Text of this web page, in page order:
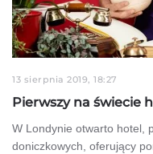
13 sierpnia 2019, 18:27
Pierwszy na świecie
W Londynie otwarto hotel,
doniczkowych, oferujący